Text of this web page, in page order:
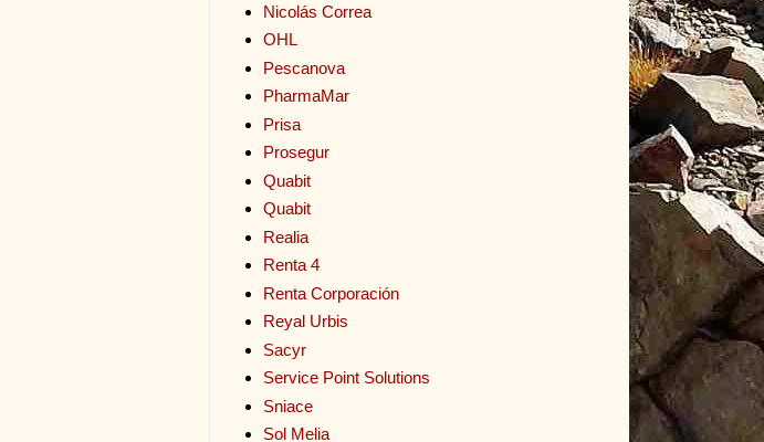
Nicolás Correa
OHL
Pescanova
PharmaMar
Prisa
Prosegur
Quabit
Quabit
Realia
Renta 4
Renta Corporación
Reyal Urbis
Sacyr
Service Point Solutions
Sniace
Sol Melia